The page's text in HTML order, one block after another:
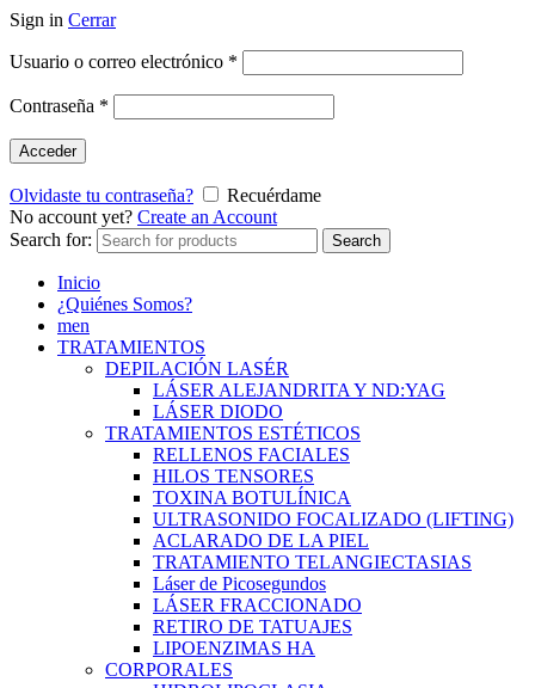
Sign in Cerrar
Usuario o correo electrónico *
Contraseña *
Acceder
Olvidaste tu contraseña?
Recuérdame
No account yet? Create an Account
Search for:
Search
Inicio
¿Quiénes Somos?
men
TRATAMIENTOS
DEPILACIÓN LASÉR
LÁSER ALEJANDRITA Y ND:YAG
LÁSER DIODO
TRATAMIENTOS ESTÉTICOS
RELLENOS FACIALES
HILOS TENSORES
TOXINA BOTULÍNICA
ULTRASONIDO FOCALIZADO (LIFTING)
ACLARADO DE LA PIEL
TRATAMIENTO TELANGIECTASIAS
Láser de Picosegundos
LÁSER FRACCIONADO
RETIRO DE TATUAJES
LIPOENZIMAS HA
CORPORALES